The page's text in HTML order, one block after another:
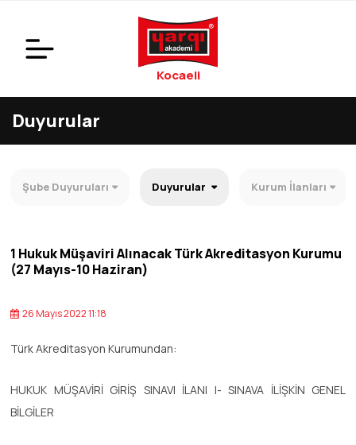
Kocaeli
Duyurular
Şube Duyuruları Duyurular Kurum İlanları
1 Hukuk Müşaviri Alınacak Türk Akreditasyon Kurumu
(27 Mayıs-10 Haziran)
26 Mayıs 2022 11:18
Türk Akreditasyon Kurumundan:
HUKUK MÜŞAVİRİ GİRİŞ SINAVI İLANI I- SINAVA İLİŞKİN GENEL
BİLGİLER